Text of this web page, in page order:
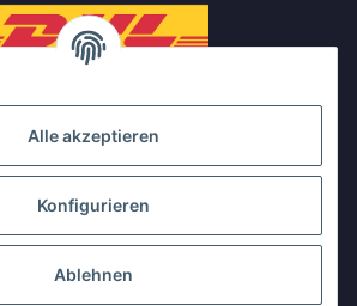
Alle akzeptieren
Konfigurieren
Ablehnen